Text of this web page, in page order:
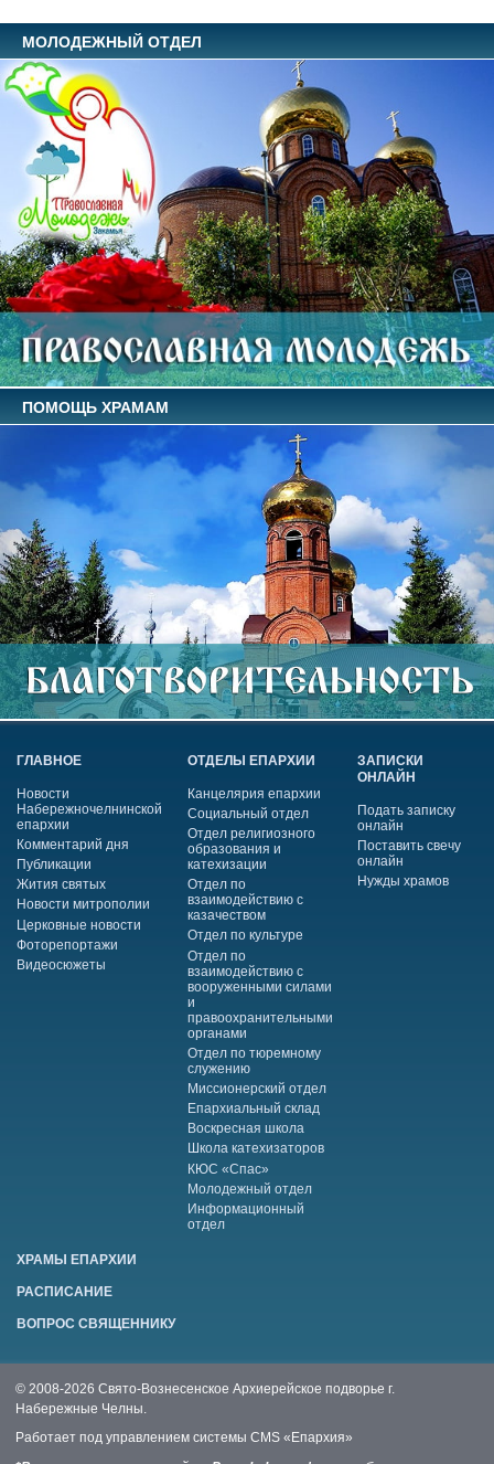
МОЛОДЕЖНЫЙ ОТДЕЛ
ПОМОЩЬ ХРАМАМ
ГЛАВНОЕ
Новости
Набережночелнинской
епархии
Комментарий дня
Публикации
Жития святых
Новости митрополии
Церковные новости
Фоторепортажи
Видеосюжеты
ОТДЕЛЫ ЕПАРХИИ
Канцелярия епархии
Социальный отдел
Отдел религиозного
образования и
катехизации
Отдел по
взаимодействию с
казачеством
Отдел по культуре
Отдел по
взаимодействию с
вооруженными силами
и
правоохранительными
органами
Отдел по тюремному
служению
Миссионерский отдел
Епархиальный склад
Воскресная школа
Школа катехизаторов
КЮС «Спас»
Молодежный отдел
Информационный
отдел
ЗАПИСКИ
ОНЛАЙН
Подать записку
онлайн
Поставить свечу
онлайн
Нужды храмов
ХРАМЫ ЕПАРХИИ
РАСПИСАНИЕ
ВОПРОС СВЯЩЕННИКУ
© 2008-2026 Свято-Вознесенское Архиерейское подворье г.
Набережные Челны.
Работает под управлением системы CMS «Епархия»